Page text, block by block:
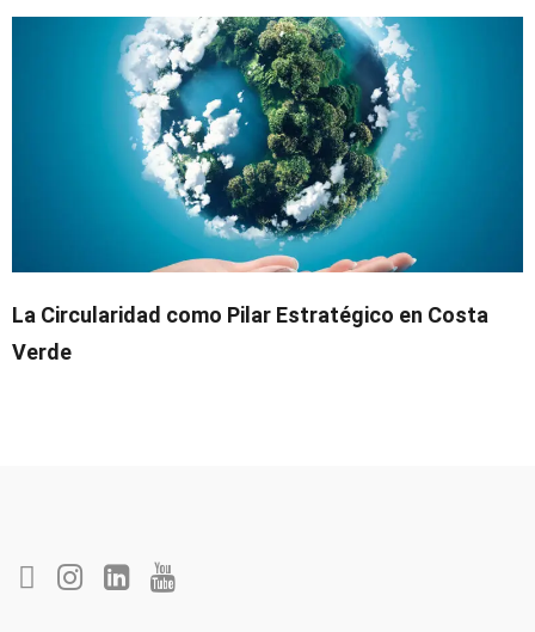
La Circularidad como Pilar Estratégico en Costa
Verde